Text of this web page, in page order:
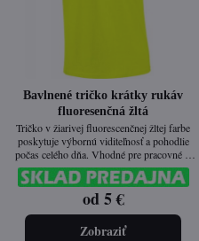
Bavlnené tričko krátky rukáv
fluoresenčná žltá
Tričko v žiarivej fluorescenčnej žltej farbe
poskytuje výbornú viditeľnosť a pohodlie
počas celého dňa. Vhodné pre pracovné aj
voľnočasové aktivity.
od 5 €
Zobraziť